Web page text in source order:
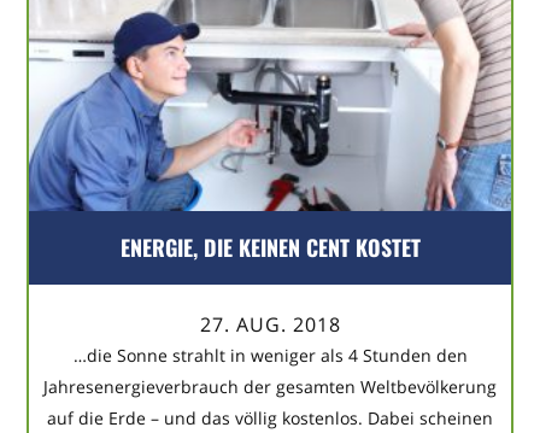
ENERGIE, DIE KEINEN CENT KOSTET
27. AUG. 2018
…die Sonne strahlt in weniger als 4 Stunden den
Jahresenergieverbrauch der gesamten Weltbevölkerung
auf die Erde – und das völlig kostenlos. Dabei scheinen